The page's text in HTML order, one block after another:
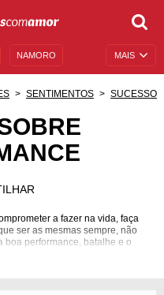
MAIS
NAMORO
DE ANIVERSÁRIO
SENTIMENTOS SUCESSO
a fazer na vida, faça
ser as mesmas sempre, não
boa performance, batalhe e o
esforço é recompensado.